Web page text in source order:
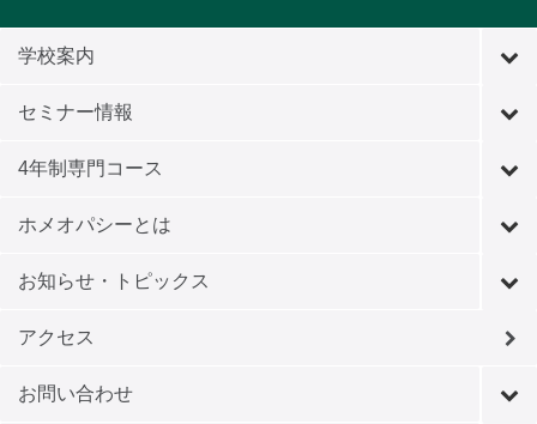
学校案内
セミナー情報
4年制専門コース
ホメオパシーとは
お知らせ・トピックス
アクセス
お問い合わせ